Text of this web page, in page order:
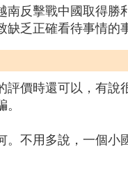
南反擊戰中國取得
乏正確看待事情的
價時還可以，有
不用多說，一個